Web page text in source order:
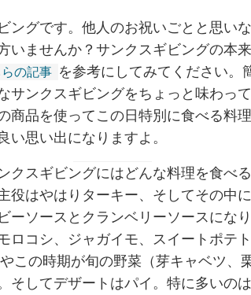
ングです。他人のお祝いごとと思い
いませんか？サンクスギビングの本
の記事 を参考にしてみてください。
サンクスギビングをちょっと味わっ
商品を使ってこの日特別に食べる料
い思い出になりますよ。
クスギビングにはどんな料理を食べ
役はやはりターキー、そしてその中
ーソースとクランベリーソースにな
ロコシ、ジャガイモ、スイートポテ
この時期が旬の野菜（芽キャベツ、
そしてデザートはパイ。特に多いの